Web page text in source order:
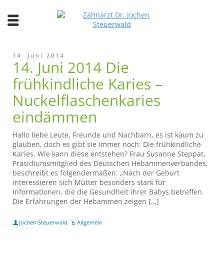
14. Juni 2014
14. Juni 2014 Die
frühkindliche Karies –
Nuckelflaschenkaries
eindämmen
Hallo liebe Leute, Freunde und Nachbarn, es ist kaum zu
glauben, doch es gibt sie immer noch: Die frühkindliche
Karies. Wie kann diese entstehen? Frau Susanne Steppat,
Präsidiumsmitglied des Deutschen Hebammenverbandes,
beschreibt es folgendermaßen: „Nach der Geburt
interessieren sich Mütter besonders stark für
Informationen, die die Gesundheit ihrer Babys betreffen.
Die Erfahrungen der Hebammen zeigen […]
Jochen Steuerwald Allgemein